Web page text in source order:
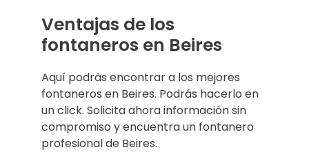
Ventajas de los
fontaneros en Beires
Aquí podrás encontrar a los mejores
fontaneros en Beires. Podrás hacerlo en
un click. Solicita ahora información sin
compromiso y encuentra un fontanero
profesional de Beires.